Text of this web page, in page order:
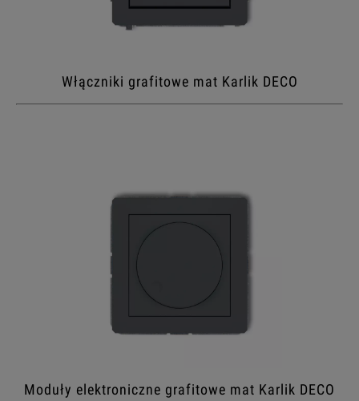
Włączniki grafitowe mat Karlik DECO
Moduły elektroniczne grafitowe mat Karlik DECO